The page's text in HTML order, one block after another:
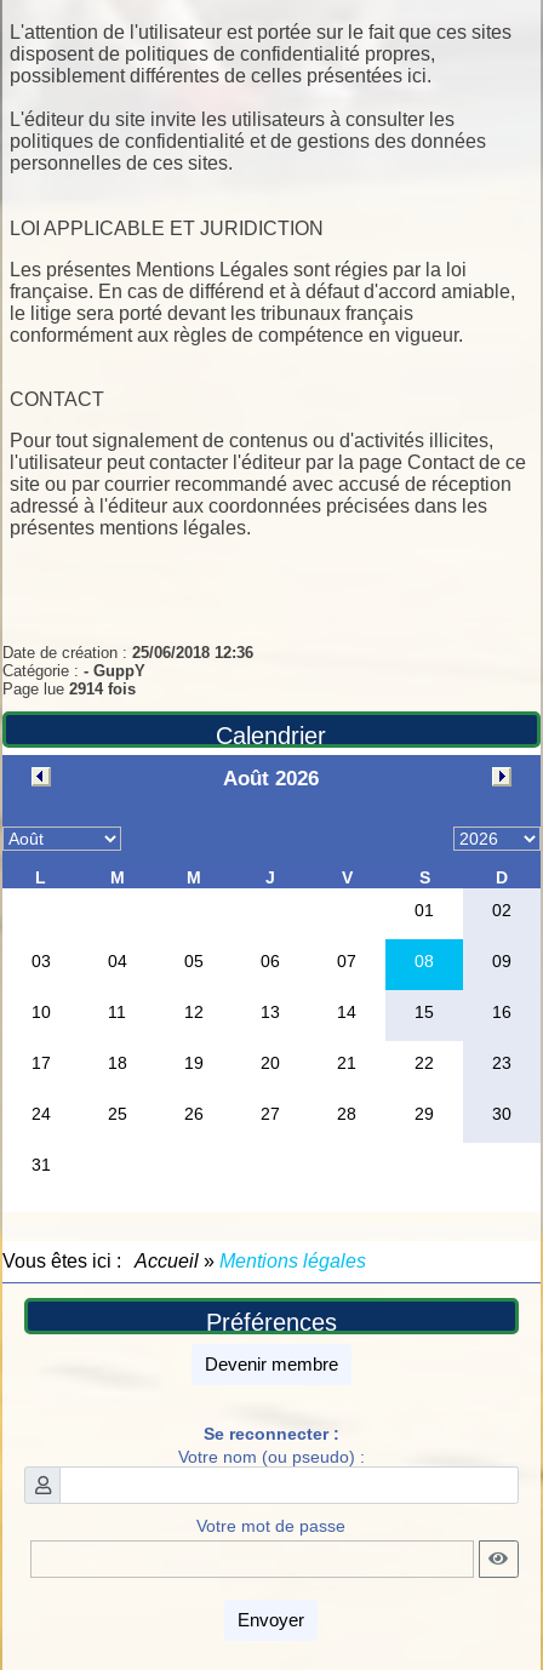
L'attention de l'utilisateur est portée sur le fait que ces sites
disposent de politiques de confidentialité propres,
possiblement différentes de celles présentées ici.
L'éditeur du site invite les utilisateurs à consulter les
politiques de confidentialité et de gestions des données
personnelles de ces sites.
LOI APPLICABLE ET JURIDICTION
Les présentes Mentions Légales sont régies par la loi
française. En cas de différend et à défaut d'accord amiable,
le litige sera porté devant les tribunaux français
conformément aux règles de compétence en vigueur.
CONTACT
Pour tout signalement de contenus ou d'activités illicites,
l'utilisateur peut contacter l'éditeur par la page Contact de ce
site ou par courrier recommandé avec accusé de réception
adressé à l'éditeur aux coordonnées précisées dans les
présentes mentions légales.
Date de création :25/06/2018 12:36
Catégorie :-GuppY
Page lue2914 fois
Calendrier
Vous êtes ici : Accueil»Mentions légales
Préférences
Devenir membre
Se reconnecter :
Votre nom (ou pseudo) :
Votre mot de passe
Envoyer